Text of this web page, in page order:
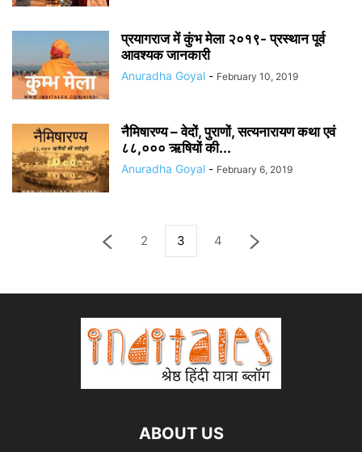
प्रयागराज में कुंभ मेला २०१९- प्रस्थान पूर्व
आवश्यक जानकारी
Anuradha Goyal - February 10, 2019
नैमिषारण्य – वेदों, पुराणों, सत्यनारायण कथा एवं
८८,००० ऋषियों की...
Anuradha Goyal - February 6, 2019
2 3 4
ABOUT US